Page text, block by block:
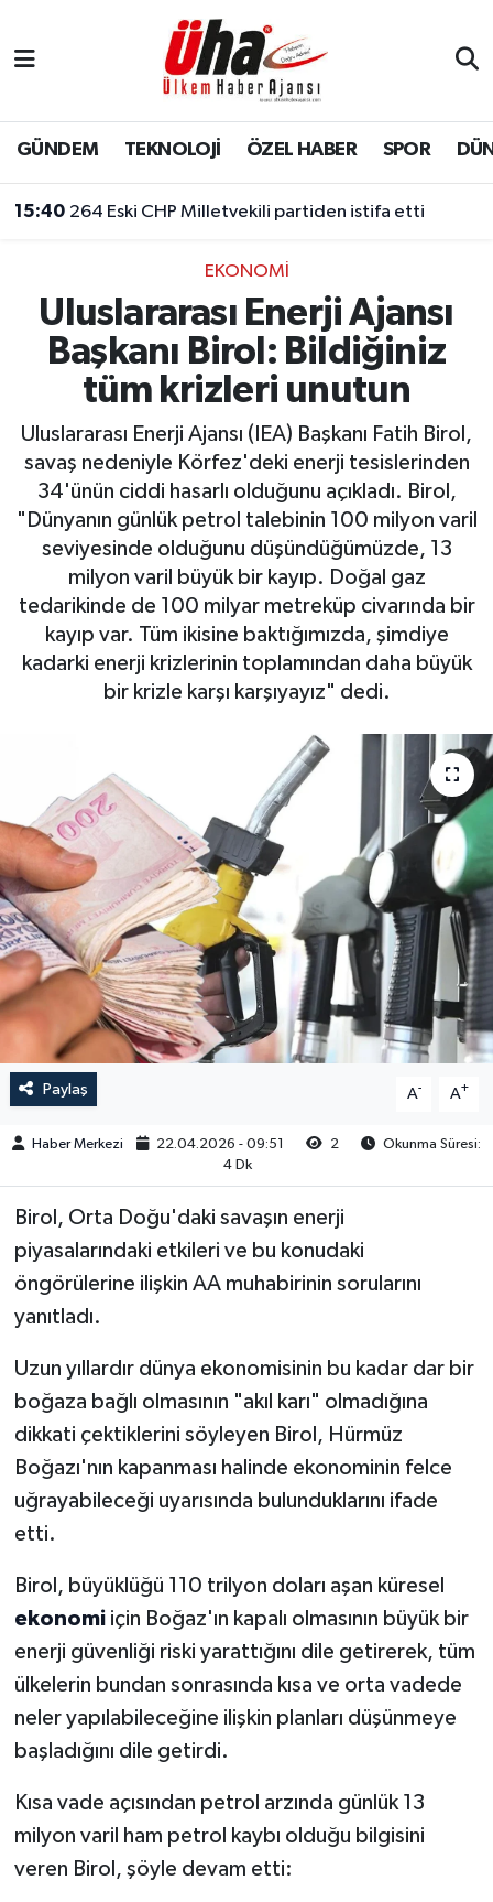
GÜNDEM TEKNOLOJİ ÖZEL HABER SPOR
15:40 264 Eski CHP Milletvekili partiden istifa etti
EKONOMİ
Uluslararası Enerji Ajansı
Başkanı Birol: Bildiğiniz
tüm krizleri unutun
Uluslararası Enerji Ajansı (IEA) Başkanı Fatih Birol,
savaş nedeniyle Körfez'deki enerji tesislerinden
34'ünün ciddi hasarlı olduğunu açıkladı. Birol,
"Dünyanın günlük petrol talebinin 100 milyon varil
seviyesinde olduğunu düşündüğümüzde, 13
milyon varil büyük bir kayıp. Doğal gaz
tedarikinde de 100 milyar metreküp civarında bir
kayıp var. Tüm ikisine baktığımızda, şimdiye
kadarki enerji krizlerinin toplamından daha büyük
bir krizle karşı karşıyayız" dedi.
Paylaş A- A+
Haber Merkezi 22.04.2026 - 09:51 2
Okunma Süresi:
4 Dk
Birol, Orta Doğu'daki savaşın enerji
piyasalarındaki etkileri ve bu konudaki
öngörülerine ilişkin AA muhabirinin sorularını
yanıtladı.
Uzun yıllardır dünya ekonomisinin bu kadar dar bir
boğaza bağlı olmasının "akıl karı" olmadığına
dikkati çektiklerini söyleyen Birol, Hürmüz
Boğazı'nın kapanması halinde ekonominin felce
uğrayabileceği uyarısında bulunduklarını ifade
etti.
Birol, büyüklüğü 110 trilyon doları aşan küresel
ekonomiiçin Boğaz'ın kapalı olmasının büyük bir
enerji güvenliği riski yarattığını dile getirerek, tüm
ülkelerin bundan sonrasında kısa ve orta vadede
neler yapılabileceğine ilişkin planları düşünmeye
başladığını dile getirdi.
Kısa vade açısından petrol arzında günlük 13
milyon varil ham petrol kaybı olduğu bilgisini
veren Birol, şöyle devam etti:
İstanbul Nöbetçi Eczaneler
İstanbul Hava Durumu
Süper Lig Puan Durumu ve Fikstür
Tüm Manşetler
Haber Arşivi